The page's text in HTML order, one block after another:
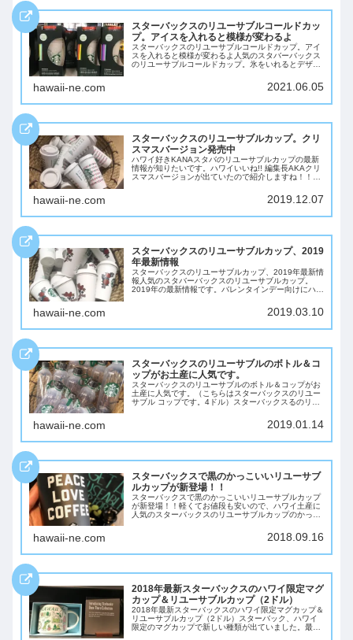
スターバックスのリユーサブルコールドカッ
プ。アイスを入れると模様が変わるよ
スターバックスのリユーサブルコールドカップ。アイ
スを入れると模様が変わるよ人気のスタバーバックス
のリユーサブルコールドカップ。氷をいれるとデザイ
っしぐら、かなり暑い日がつづいています。そんな
hawaii-ne.com 2021.06.05
スターバックスのリユーサブルカップ。クリ
スマスバージョン発売中
ハワイ好きKANAスタバのリユーサブルカップの最新
情報が知りたいです。ハワイいいね!! 編集長AKAクリ
スマスバージョンが出ていたので紹介しますね！！ス
ジョン発売中人気のスタバーバックスのリユ...
hawaii-ne.com 2019.12.07
スターバックスのリユーサブルカップ、2019
年最新情報
スターバックスのリユーサブルカップ、2019年最新情
報人気のスタバーバックスのリユーサブルカップ。
2019年の最新情報です。バレンタインデー向けにハー
は今年の1月。3月にはこんなバラとLOVE...
hawaii-ne.com 2019.03.10
スターバックスのリユーサブルのボトル＆コ
ップがお土産に人気です。
スターバックスのリユーサブルのボトル＆コップがお
土産に人気です。（こちらはスターバックスのリユー
サブル コップです。4ドル）スターバックスるのリユ
そうで、ハワイのお土産に買って帰るかたも多い...
hawaii-ne.com 2019.01.14
スターバックスで黒のかっこいいリユーサブ
ルカップが新登場！！
スターバックスで黒のかっこいいリユーサブルカップ
が新登場！！軽くてお値段も安いので、ハワイ土産に
人気のスターバックスのリユーサブルカップのかっこ
たばかりでまだ日本では楽天などでも発売されてい
hawaii-ne.com 2018.09.16
2018年最新スターバックスのハワイ限定マグ
カップ＆リユーサブルカップ（2ドル）
2018年最新スターバックスのハワイ限定マグカップ＆
リユーサブルカップ（2ドル）スターバック、ハワイ
限定のマグカップで新しい種類が出ていました。最